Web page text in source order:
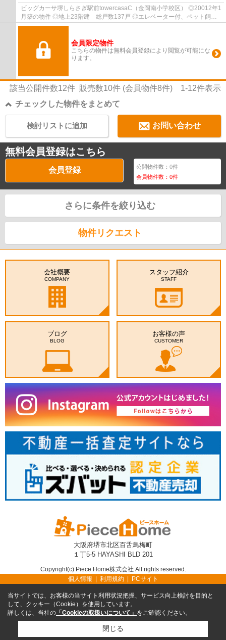
ビッグカーサ堺しらさぎ駅前towercasaC（金岡南小学校区） ◎20012年1
月築の物件 ◎地上23階建 総戸数137戸 ◎エレベーター付、ペット飼育
可能物件、宅配BOX有、南向き通風日当り良好 ◎...
会員限定物件
こちらの物件は無料会員登録により閲覧が可能にな
ります。
該当公開件数12件 販売数10件 (会員物件8件) 1-12件表示
チェックした物件をまとめて
お問い合わせ
検討リストに追加
無料会員登録はこちら
会員登録 公開物件数：0件
会員物件数：0件
さらに条件を絞り込む
物件リクエスト
会社概要
COMPANY
スタッフ紹介
STAFF
ブログ
BLOG
お客様の声
CUSTOMER
大阪府堺市北区百舌鳥梅町
１丁5-5 HAYASHI BLD 201
Copyright(c) Piece Home株式会社 All rights reserved.
個人情報
利用規約 PCサイト
当サイトでは、お客様の当サイト利用状況把握、サービス向上検討を目的と
して、クッキー（Cookie）を使用しています。
詳しくは、当社の 「Cookieの取扱いについて」 をご確認ください。
閉じる